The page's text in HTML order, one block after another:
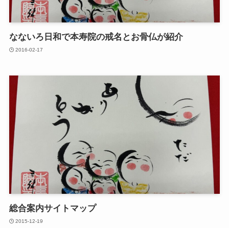
なないろ日和で本寿院の戒名とお骨仏が紹介
2016-02-17
総合案内サイトマップ
2015-12-19